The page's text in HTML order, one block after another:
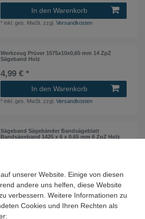
In den Warenkorb
* inkl. ges. MwSt. zzgl.Versandkosten
Werkzeug Prüver 1575x10x0,65 mm 14 ZpZ
Sägeband Holz
4,99 € *
In den Warenkorb
* inkl. ges. MwSt. zzgl.Versandkosten
Sägeband Sägebänder Bandsägeblatt
Bandsägeband 1425 x 6 x 0,65 mm 6 ZpZ Holz
Sägeband Premium Bandsägeblatt 1810 x 8 x
0,65 mm 6 ZpZ Holz Metabo
unserer Website. Einige von diesen
andere uns helfen, diese Website
verbessern. Weitere Informationen zu
Cookies und Ihren Rechten als